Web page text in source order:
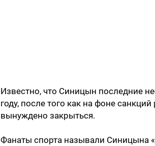
Известно, что Синицын последние
году, после того как на фоне
вынуждено закрыться.
Фанаты спорта называли Синицына